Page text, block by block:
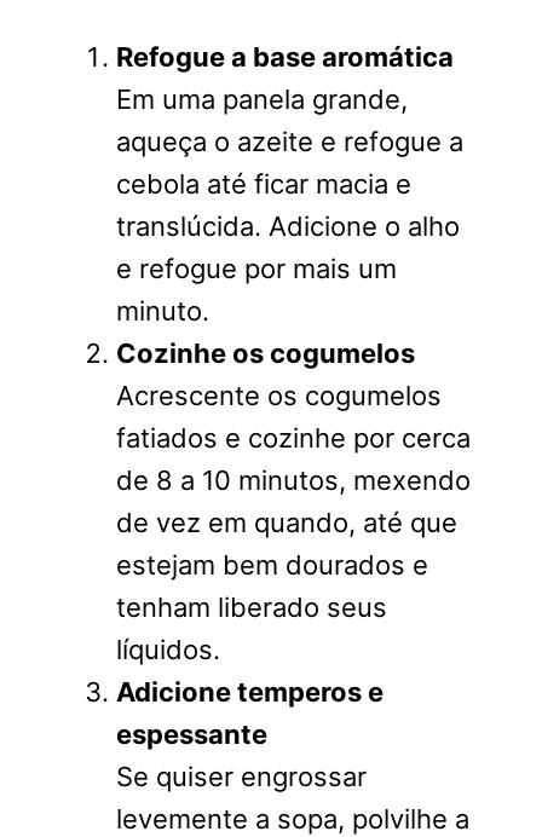
Refogue a base aromática
Em uma panela grande,
aqueça o azeite e refogue a
cebola até ficar macia e
translúcida. Adicione o alho
e refogue por mais um
minuto.
Cozinhe os cogumelos
Acrescente os cogumelos
fatiados e cozinhe por cerca
de 8 a 10 minutos, mexendo
de vez em quando, até que
estejam bem dourados e
tenham liberado seus
líquidos.
Adicione temperos e
espessante
Se quiser engrossar
levemente a sopa, polvilhe a